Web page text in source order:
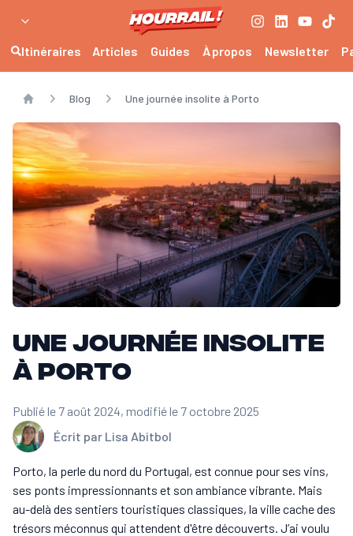
Itinéraires Articles Guides À propos Newsletter
Home
Blog Une journée insolite à Porto
Une journée insolite
à Porto
Écrit par Lisa Abitbol
Publié le 7 août 2024, modifié le 7 octobre 2025
Porto, la perle du nord du Portugal, est connue pour ses vins,
ses ponts impressionnants et son ambiance vibrante. Mais
au-delà des sentiers touristiques classiques, la ville cache des
trésors méconnus qui attendent d'être découverts. J’ai voulu